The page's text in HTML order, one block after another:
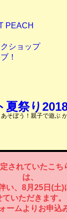
PEACH
ショップ
！
そぼう！親子で遊ぶ
されていたこち
は、
い、8月25日(土)
ていただきます。
ームよりお申込